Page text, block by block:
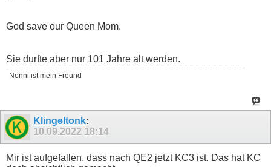
God save our Queen Mom.
Sie durfte aber nur 101 Jahre alt werden.
Nonni ist mein Freund
Klingeltonk:
10.09.2022 18:14
Mir ist aufgefallen, dass nach QE2 jetzt KC3 ist. Das hat KC